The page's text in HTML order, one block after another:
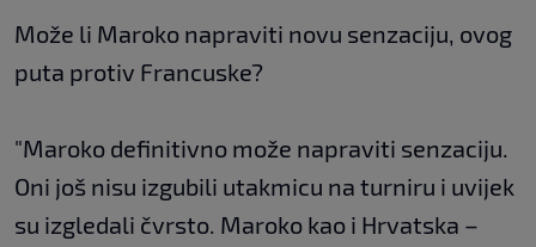
Može li Maroko napraviti novu senzaciju, ovog
puta protiv Francuske?
"Maroko definitivno može napraviti senzaciju.
Oni još nisu izgubili utakmicu na turniru i uvijek
su izgledali čvrsto. Maroko kao i Hrvatska –